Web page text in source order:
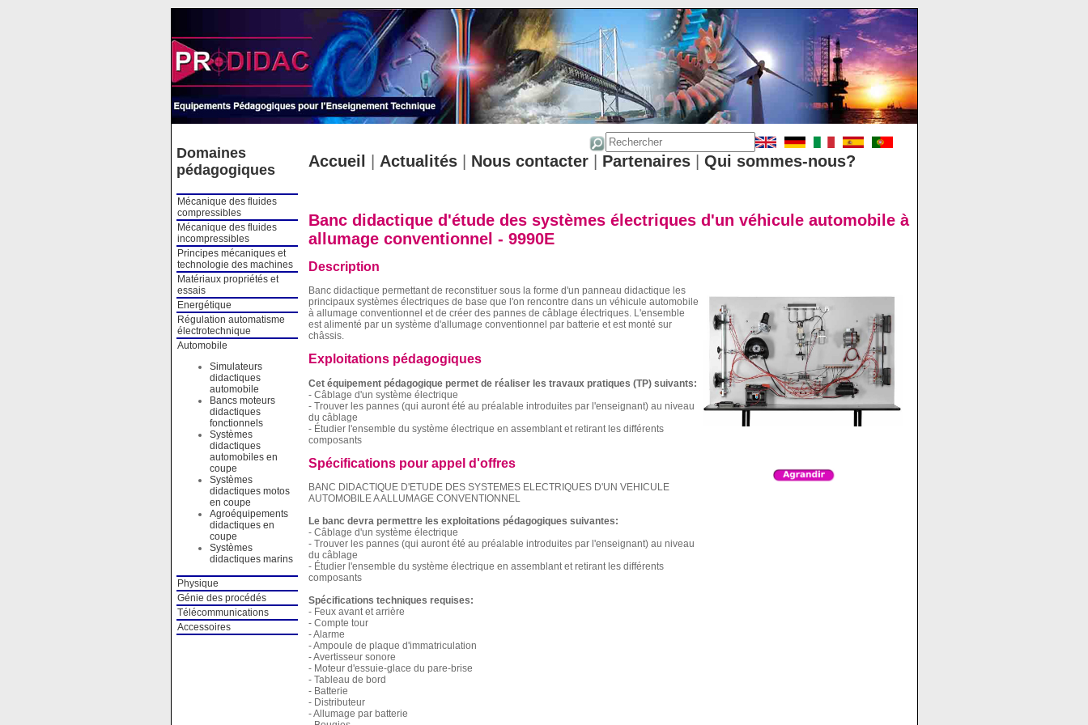
Domaines
pédagogiques
Mécanique des fluides
compressibles
Mécanique des fluides
incompressibles
Principes mécaniques et
technologie des machines
Matériaux propriétés et
essais
Energétique
Régulation automatisme
électrotechnique
Automobile
Simulateurs
didactiques
automobile
Bancs moteurs
didactiques
fonctionnels
Systèmes
didactiques
automobiles en
coupe
Systèmes
didactiques motos
en coupe
Agroéquipements
didactiques en
coupe
Systèmes
didactiques marins
Physique
Génie des procédés
Télécommunications
Accessoires
Accueil Actualités| Nous contacter| Partenaires| Qui sommes-nous?
Banc didactique d'étude des systèmes électriques d'un véhicule automobile à
allumage conventionnel - 9990E
Description
Banc didactique permettant de reconstituer sous la forme d'un panneau didactique les
principaux systèmes électriques de base que l'on rencontre dans un véhicule automobile
à allumage conventionnel et de créer des pannes de câblage électriques. L'ensemble
est alimenté par un système d'allumage conventionnel par batterie et est monté sur
châssis.
Exploitations pédagogiques
Cet équipement pédagogique permet de réaliser les travaux pratiques (TP) suivants:
- Câblage d'un système électrique
- Trouver les pannes (qui auront été au préalable introduites par l'enseignant) au niveau
du câblage
- Étudier l'ensemble du système électrique en assemblant et retirant les différents
composants
Spécifications pour appel d'offres
BANC DIDACTIQUE D'ETUDE DES SYSTEMES ELECTRIQUES D'UN VEHICULE
AUTOMOBILE A ALLUMAGE CONVENTIONNEL
Le banc devra permettre les exploitations pédagogiques suivantes:
- Câblage d'un système électrique
- Trouver les pannes (qui auront été au préalable introduites par l'enseignant) au niveau
du câblage
- Étudier l'ensemble du système électrique en assemblant et retirant les différents
composants
Spécifications techniques requises:
- Feux avant et arrière
- Compte tour
- Alarme
- Ampoule de plaque d'immatriculation
- Avertisseur sonore
- Moteur d'essuie-glace du pare-brise
- Tableau de bord
- Batterie
- Distributeur
- Allumage par batterie